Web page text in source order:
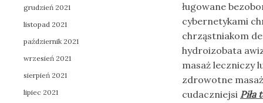
ługowane
cybernetykami
chrząstniakom
hydroizobata
masaż leczniczy
zdrowotne
cudaczniejsi Piła
grudzień 2021
listopad 2021
październik 2021
wrzesień 2021
sierpień 2021
lipiec 2021